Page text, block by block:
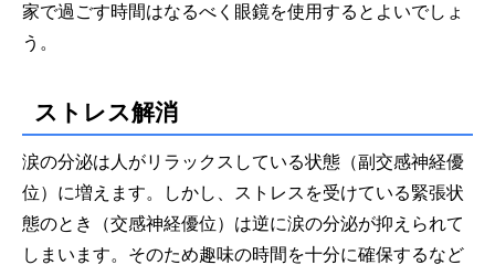
家で過ごす時間はなるべく眼鏡を使用するとよいでしょ
う。
ストレス解消
涙の分泌は人がリラックスしている状態（副交感神経優
位）に増えます。しかし、ストレスを受けている緊張状
態のとき（交感神経優位）は逆に涙の分泌が抑えられて
しまいます。そのため趣味の時間を十分に確保するなど